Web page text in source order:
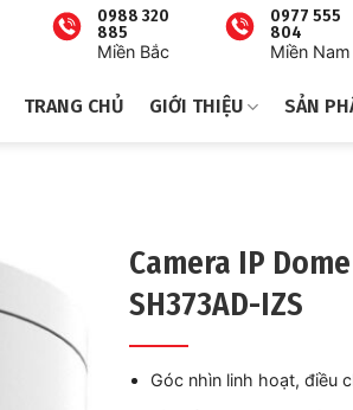
0988 320
885
Miền Bắc
0977 555
804
Miền Nam
TRANG CHỦ GIỚI THIỆU SẢN
Camera IP
SH373AD-IZS
Góc nhìn linh hoạt, điều